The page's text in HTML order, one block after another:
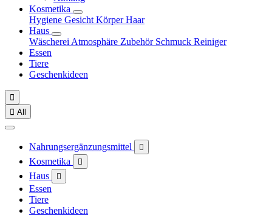
Kosmetika
Hygiene Gesicht KörperHaar
Haus
Wäscherei Atmosphäre Zubehör Schmuck Reiniger
Essen
Tiere
Geschenkideen

 All
Nahrungsergänzungsmittel 
Kosmetika 
Haus 
Essen
Tiere
Geschenkideen